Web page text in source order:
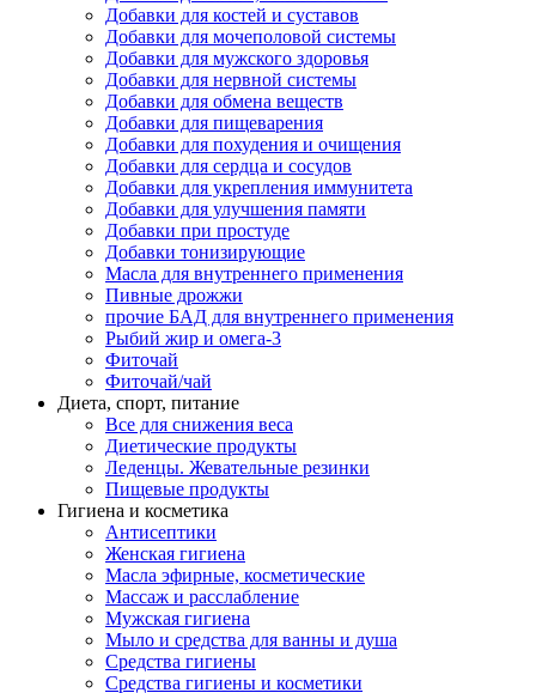
Добавки для костей и суставов
Добавки для мочеполовой системы
Добавки для мужского здоровья
Добавки для нервной системы
Добавки для обмена веществ
Добавки для пищеварения
Добавки для похудения и очищения
Добавки для сердца и сосудов
Добавки для укрепления иммунитета
Добавки для улучшения памяти
Добавки при простуде
Добавки тонизирующие
Масла для внутреннего применения
Пивные дрожжи
прочие БАД для внутреннего применения
Рыбий жир и омега-3
Фиточай
Фиточай/чай
Диета, спорт, питание
Все для снижения веса
Диетические продукты
Леденцы. Жевательные резинки
Пищевые продукты
Гигиена и косметика
Антисептики
Женская гигиена
Масла эфирные, косметические
Массаж и расслабление
Мужская гигиена
Мыло и средства для ванны и душа
Средства гигиены
Средства гигиены и косметики